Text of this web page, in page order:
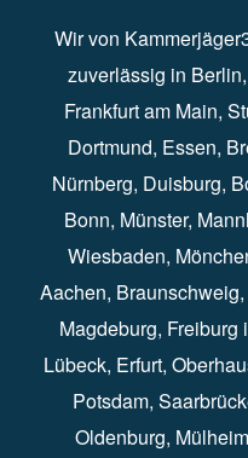
Wir von
zuverlässig in Berlin⁠,
Frankfurt am Main⁠,
Dortmund⁠, Essen⁠,
Nürnberg⁠, Duisburg⁠⁠,
Bonn⁠⁠, Münster⁠⁠,
Wiesbaden⁠⁠,
Aachen⁠⁠, Braunschweig⁠,
Magdeburg⁠, Freiburg
Lübeck⁠, Erfurt⁠,
Potsdam⁠,
Oldenburg⁠, Mülheim